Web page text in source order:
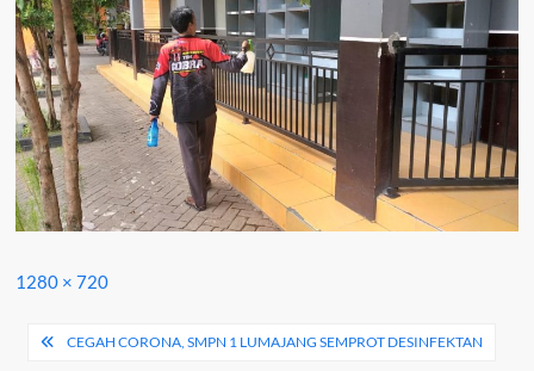
Full
1280 × 720
Navigasi
CEGAH CORONA, SMPN 1 LUMAJANG SEMPROT DESINFEKTAN